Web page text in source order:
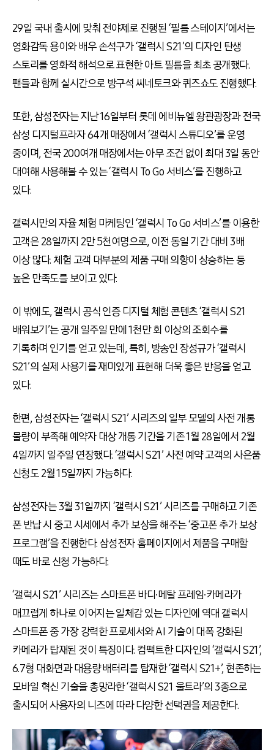
29일 국내 출시에 맞춰 전야제로 진행된 ‘필름 스테이지’에서는
영화감독 용이와 배우 손석구가 ‘갤럭시 S21’의 디자인 탄생
스토리를 영화적 해석으로 표현한 아트 필름을 최초 공개했다.
팬들과 함께 실시간으로 방구석 씨네토크와 퀴즈쇼도 진행했다.
또한, 삼성전자는 지난 16일부터 롯데 에비뉴엘 왕관광장과 전국
삼성 디지털프라자 64개 매장에서 ‘갤럭시 스튜디오’를 운영
중이며, 전국 200여개 매장에서는 아무 조건 없이 최대 3일 동안
대여해 사용해볼 수 있는 ‘갤럭시 To Go 서비스’를 진행하고
있다.
갤럭시만의 자율 체험 마케팅인 ‘갤럭시 To Go 서비스’를 이용한
고객은 28일까지 2만 5천여명으로, 이전 동일 기간 대비 3배
이상 많다. 체험 고객 대부분의 제품 구매 의향이 상승하는 등
높은 만족도를 보이고 있다.
이 밖에도, 갤럭시 공식 인증 디지털 체험 콘텐츠 ‘갤럭시 S21
배워보기’는 공개 일주일 만에 1천만 회 이상의 조회수를
기록하며 인기를 얻고 있는데, 특히, 방송인 장성규가 ‘갤럭시
S21’의 실제 사용기를 재미있게 표현해 더욱 좋은 반응을 얻고
있다.
한편, 삼성전자는 ‘갤럭시 S21’ 시리즈의 일부 모델의 사전 개통
물량이 부족해 예약자 대상 개통 기간을 기존 1월 28일에서 2월
4일까지 일주일 연장했다. ‘갤럭시 S21’ 사전 예약 고객의 사은품
신청도 2월 15일까지 가능하다.
삼성전자는 3월 31일까지 ‘갤럭시 S21’ 시리즈를 구매하고 기존
폰 반납 시 중고 시세에서 추가 보상을 해주는 ‘중고폰 추가 보상
프로그램’을 진행한다. 삼성전자 홈페이지에서 제품을 구매할
때도 바로 신청 가능하다.
‘갤럭시 S21’ 시리즈는 스마트폰 바디∙메탈 프레임∙카메라가
매끄럽게 하나로 이어지는 일체감 있는 디자인에 역대 갤럭시
스마트폰 중 가장 강력한 프로세서와 AI 기술이 대폭 강화된
카메라가 탑재된 것이 특징이다. 컴팩트한 디자인의 ‘갤럭시 S21’,
6.7형 대화면과 대용량 배터리를 탑재한 ‘갤럭시 S21+’, 현존하는
모바일 혁신 기술을 총망라한 ‘갤럭시 S21 울트라’의 3종으로
출시되어 사용자의 니즈에 따라 다양한 선택권을 제공한다.